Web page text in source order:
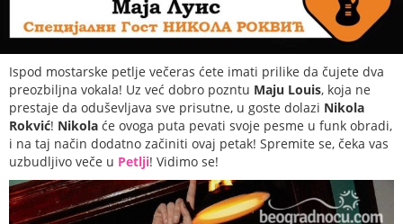
Ispod mostarske petlje večeras ćete imati prilike da čujete dva
preozbiljna vokala! Uz već dobro pozntu Maju Louis, koja ne
prestaje da oduševljava sve prisutne, u goste dolazi Nikola
Rokvić! Nikola će ovoga puta pevati svoje pesme u funk obradi,
i na taj način dodatno začiniti ovaj petak! Spremite se, čeka vas
uzbudljivo veče u Petlji! Vidimo se!